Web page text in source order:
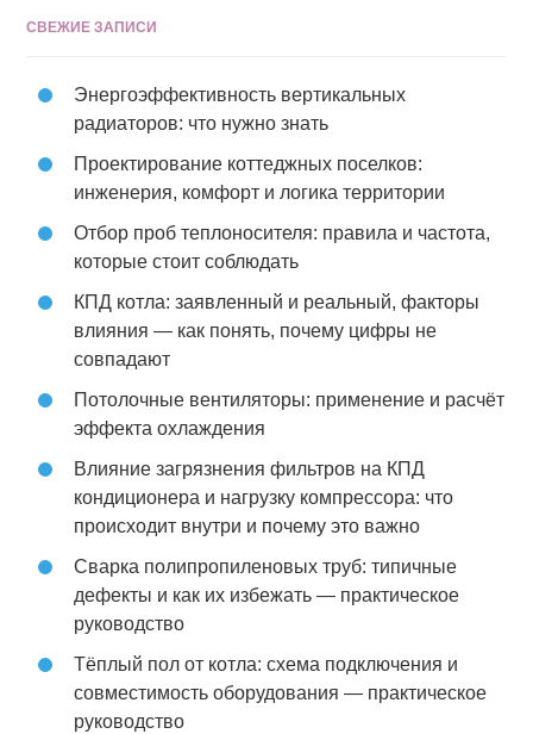
СВЕЖИЕ ЗАПИСИ
Энергоэффективность вертикальных
радиаторов: что нужно знать
Проектирование коттеджных поселков:
инженерия, комфорт и логика территории
Отбор проб теплоносителя: правила и частота,
которые стоит соблюдать
КПД котла: заявленный и реальный, факторы
влияния — как понять, почему цифры не
совпадают
Потолочные вентиляторы: применение и расчёт
эффекта охлаждения
Влияние загрязнения фильтров на КПД
кондиционера и нагрузку компрессора: что
происходит внутри и почему это важно
Сварка полипропиленовых труб: типичные
дефекты и как их избежать — практическое
руководство
Тёплый пол от котла: схема подключения и
совместимость оборудования — практическое
руководство